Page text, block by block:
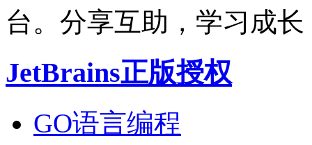
台。分享互助，学习成长
JetBrains正版授权
GO语言编程